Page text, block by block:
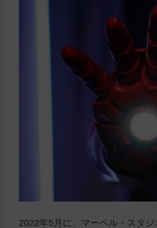
2022年5月に、マーベル・スタ